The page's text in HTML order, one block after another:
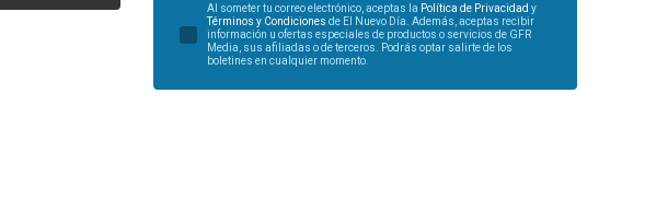
Al someter tu correo electrónico, aceptas la Política de Privacidad y
Términos y Condiciones de El Nuevo Día. Además, aceptas recibir
información u ofertas especiales de productos o servicios de GFR
Media, sus afiliadas o de terceros. Podrás optar salirte de los
boletines en cualquier momento.